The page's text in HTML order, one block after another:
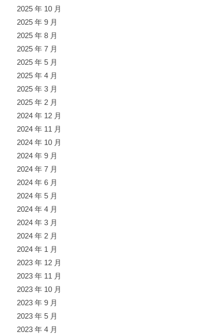
2025 年 10 月
2025 年 9 月
2025 年 8 月
2025 年 7 月
2025 年 5 月
2025 年 4 月
2025 年 3 月
2025 年 2 月
2024 年 12 月
2024 年 11 月
2024 年 10 月
2024 年 9 月
2024 年 7 月
2024 年 6 月
2024 年 5 月
2024 年 4 月
2024 年 3 月
2024 年 2 月
2024 年 1 月
2023 年 12 月
2023 年 11 月
2023 年 10 月
2023 年 9 月
2023 年 5 月
2023 年 4 月